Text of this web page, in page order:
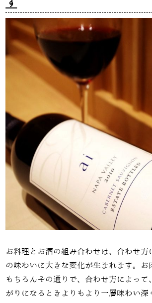
す
お料理とお酒の組み合わせは、合わせ方
の味わいに大きな変化が生まれます。お
もちろんその通りで、合わせ方によって
がりになるときよりもより一層味わい深